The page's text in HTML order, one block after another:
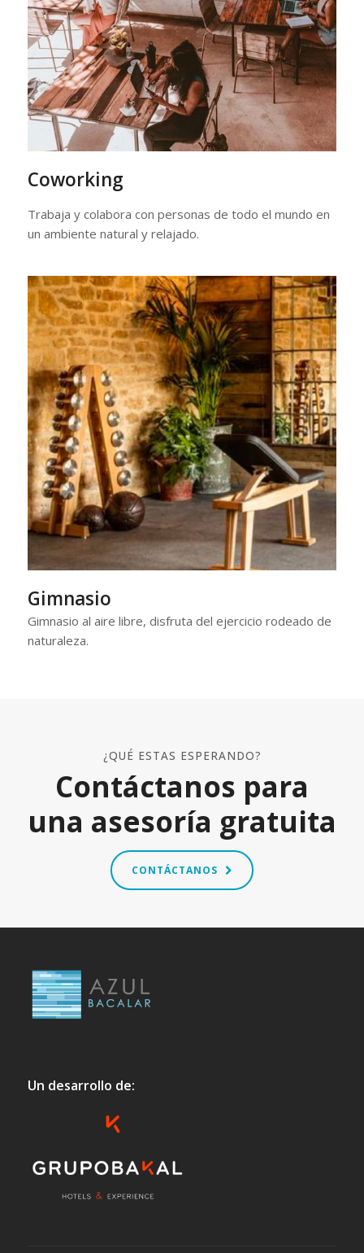
Coworking
Trabaja y colabora con personas de todo el mundo en
un ambiente natural y relajado.
Gimnasio
Gimnasio al aire libre, disfruta del ejercicio rodeado de
naturaleza.
¿QUÉ ESTAS ESPERANDO?
Contáctanos para
una asesoría gratuita
CONTÁCTANOS
Un desarrollo de: